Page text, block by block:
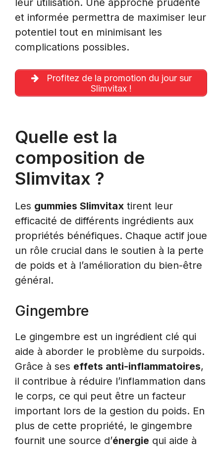
leur utilisation. Une approche prudente
et informée permettra de maximiser leur
potentiel tout en minimisant les
complications possibles.
Profitez de la promotion du jour sur
Slimvitax !
Quelle est la
composition de
Slimvitax ?
Les gummies Slimvitax tirent leur
efficacité de différents ingrédients aux
propriétés bénéfiques. Chaque actif joue
un rôle crucial dans le soutien à la perte
de poids et à l’amélioration du bien-être
général.
Gingembre
Le gingembre est un ingrédient clé qui
aide à aborder le problème du surpoids.
Grâce à ses effets anti-inflammatoires,
il contribue à réduire l’inflammation dans
le corps, ce qui peut être un facteur
important lors de la gestion du poids. En
plus de cette propriété, le gingembre
fournit une source d’énergie qui aide à